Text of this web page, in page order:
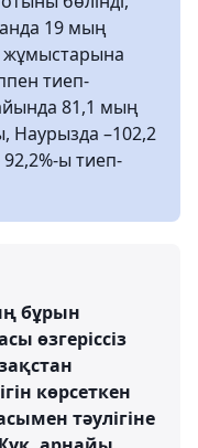
19 мың
жұмыстарына
тиеп-
81,1 мың
Наурызда –102,2
ы тиеп-
бұрын
өзгеріссіз
көрсеткен
тәулігіне